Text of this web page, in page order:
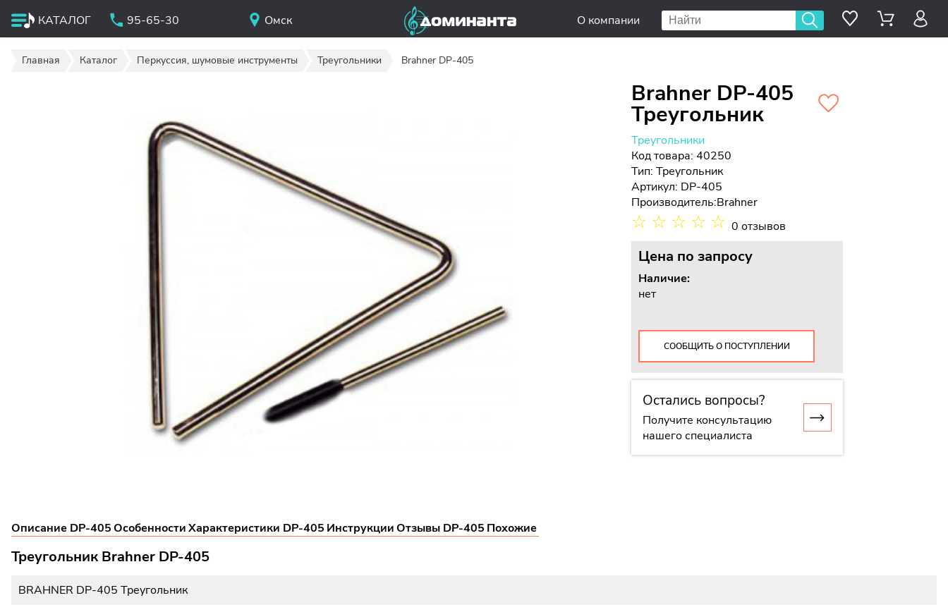
КАТАЛОГ 95-65-30 Омск О компании
Главная Каталог Перкуссия, шумовые инструменты Треугольники Brahner DP-405
Brahner DP-405
Треугольник
Треугольники
Код товара: 40250
Тип:Треугольник
Артикул: DP-405
Производитель:Brahner
☆ ☆ ☆ ☆ ☆ 0 отзывов
Цена по запросу
Наличие:
нет
СООБЩИТЬ О ПОСТУПЛЕНИИ
Остались вопросы?
Получите консультацию
нашего специалиста
Описание DP-405ОсобенностиХарактеристики DP-405 ИнструкцииОтзывы DP-405 Похожие
Треугольник Brahner DP-405
BRAHNER DP-405 Треугольник